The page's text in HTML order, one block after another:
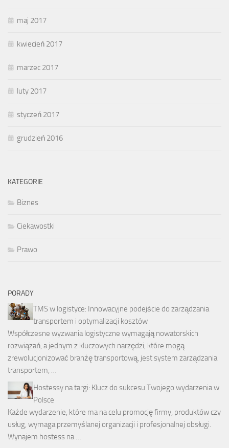
maj 2017
kwiecień 2017
marzec 2017
luty 2017
styczeń 2017
grudzień 2016
KATEGORIE
Biznes
Ciekawostki
Prawo
PORADY
TMS w logistyce: Innowacyjne podejście do zarządzania
transportem i optymalizacji kosztów
Współczesne wyzwania logistyczne wymagają nowatorskich
rozwiązań, a jednym z kluczowych narzędzi, które mogą
zrewolucjonizować branżę transportową, jest system zarządzania
transportem, …
Hostessy na targi: Klucz do sukcesu Twojego wydarzenia w
Polsce
Każde wydarzenie, które ma na celu promocję firmy, produktów czy
usług, wymaga przemyślanej organizacji i profesjonalnej obsługi.
Wynajem hostess na …